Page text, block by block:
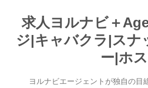
求人ヨルナビ＋
ジ|キャバクラ|スナ
ー|ホ
ヨルナビエージェントが独自の目